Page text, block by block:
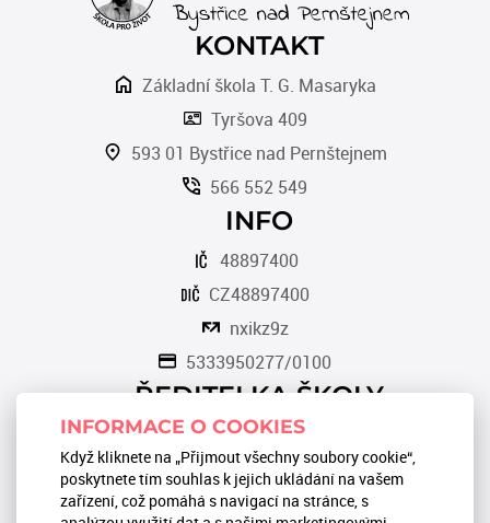
KONTAKT
Základní škola T. G. Masaryka
Tyršova 409
593 01 Bystřice nad Pernštejnem
566 552 549
INFO
48897400
CZ48897400
nxikz9z
5333950277/0100
ŘEDITELKA ŠKOLY
Romana Tomková
566 553 124
reditel@zstgmbystrice.cz
INFORMACE O COOKIES
Když kliknete na „Přijmout všechny soubory cookie“,
poskytnete tím souhlas k jejich ukládání na vašem
zařízení, což pomáhá s navigací na stránce, s